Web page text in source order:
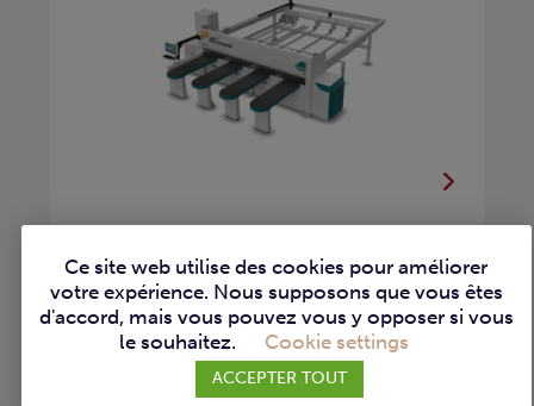
ROBLAND – SCIE À
FORMAT Z500
Ce site web utilise des cookies pour améliorer
votre expérience. Nous supposons que vous êtes
d'accord, mais vous pouvez vous y opposer si vous
le souhaitez.
Cookie settings
ACCEPTER TOUT